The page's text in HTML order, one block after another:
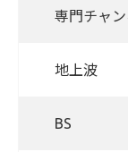
専門チャ
地上波
BS